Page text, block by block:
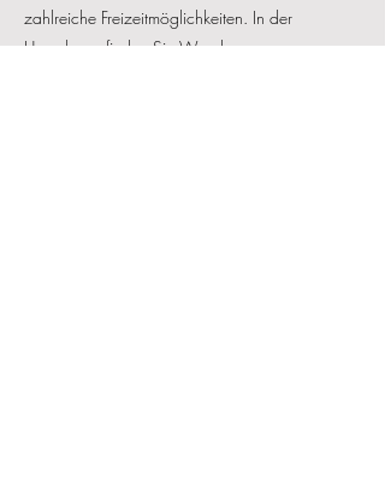
zahlreiche Freizeitmöglichkeiten. In der
Umgebung finden Sie Wanderwege,